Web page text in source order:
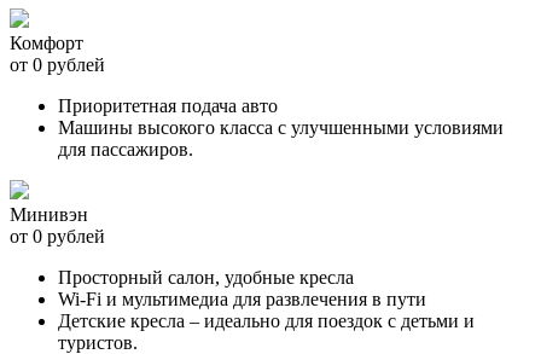
Комфорт
от 0 рублей
Приоритетная подача авто
Машины высокого класса с улучшенными условиями
для пассажиров.
Минивэн
от 0 рублей
Просторный салон, удобные кресла
Wi-Fi и мультимедиа для развлечения в пути
Детские кресла – идеально для поездок с детьми и
туристов.